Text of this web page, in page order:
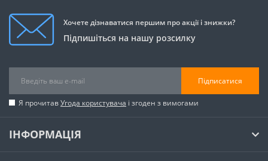
Хочете дізнаватися першим про акції і знижки?
Підпишіться на нашу розсилку
Підписатися
Я прочитавУгода користувача і згоден з вимогами
ІНФОРМАЦІЯ